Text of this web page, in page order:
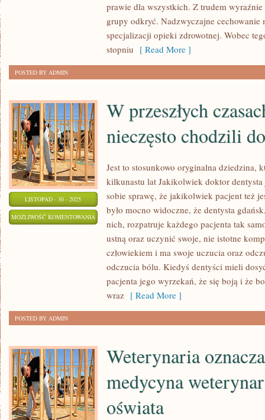
ZMIANY
prawie dla wszystkich. Z trudem
grupy odkryć. Nadzwyczajne cechowanie
specjalizacji opieki zdrowotnej. Wobec
stopniu [ Read More ]
POSTED BY ADMIN
LISTOPAD - 30 - 2025
MOŻLIWOŚĆ KOMENTOWANIA
PRZESZŁYCH
W przeszłych
nieczęsto chodzili
Jest to stosunkowo oryginalna dziedzina,
kilkunastu lat Jakikolwiek doktor
sobie sprawę, że jakikolwiek pacjent też
było mocno widoczne, że dentysta
nich, rozpatruje każdego pacjenta tak
ustną oraz uczynić swoje, nie istotne
człowiekiem i ma swoje uczucia oraz
odczucia bólu. Kiedyś dentyści mieli
pacjenta jego wyrzekań, że się boją i że
wraz [ Read More ]
POSTED BY ADMIN
Weterynaria
medycyna
oświata